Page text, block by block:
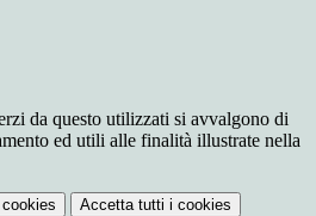
da questo utilizzati si avvalgono di
ed utili alle finalità illustrate nella
Accetta tutti i cookies